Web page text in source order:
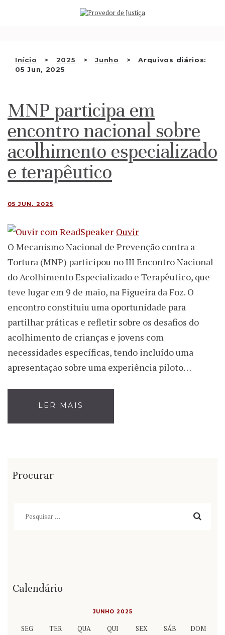
Início 2025 Junho
Arquivos diários:
05 Jun, 2025
QUEM SOMOS
RECOMENDAÇÕES E OUTRAS
DECISÕES
APRESENTAR QUEIXA
PT
MNP participa em
encontro nacional sobre
acolhimento especializado
e terapêutico
05 JUN, 2025
Ouvir
O Mecanismo Nacional de Prevenção contra a
Tortura (MNP) participou no III Encontro Nacional
do Acolhimento Especializado e Terapêutico, que
teve lugar em 9 de maio, na Figueira da Foz. O
encontro constituiu uma oportunidade para
partilhar práticas e refletir sobre os desafios do
acolhimento de crianças e jovens com
necessidades específicas, tendo incluído uma
apresentação sobre uma experiência piloto…
LER MAIS
Procurar
Calendário
JUNHO 2025
SEG TER QUA QUI SEX SÁB
DOM